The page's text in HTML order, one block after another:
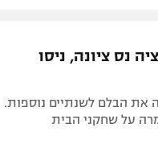
נס ציונה, ניסו
את הבלם לשנתיים נוספות.
על שחקני הבית